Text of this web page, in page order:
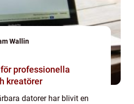
Wallin
professionella
kreatörer
datorer har blivit en